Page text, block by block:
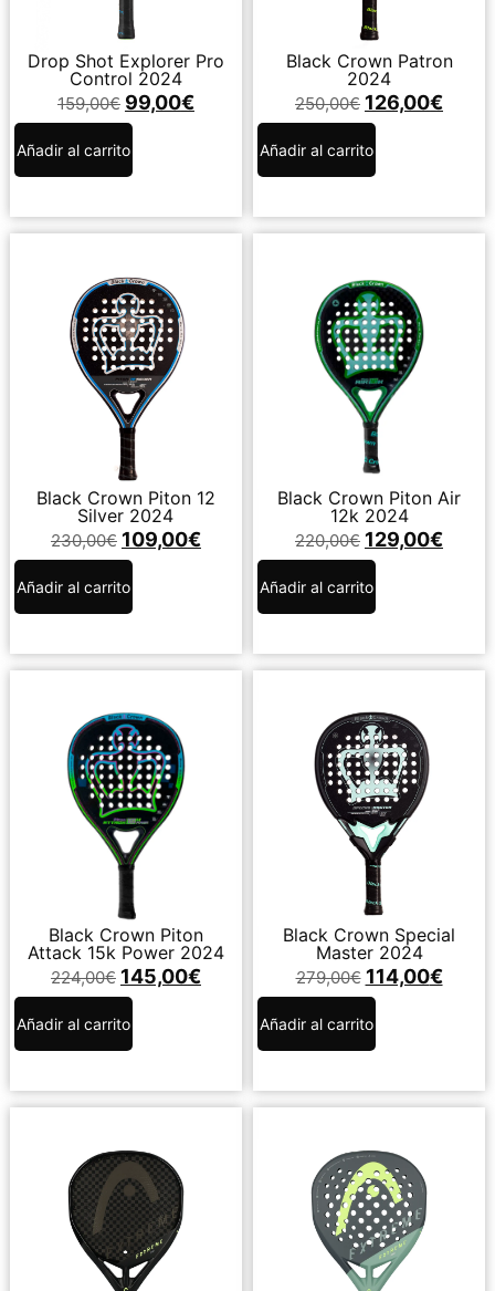
Drop Shot Explorer Pro
Control 2024
159,00€ 99,00€
Añadir al carrito
Black Crown Patron
2024
250,00€ 126,00€
Añadir al carrito
Black Crown Piton 12
Silver 2024
230,00€ 109,00€
Añadir al carrito
Black Crown Piton Air
12k 2024
220,00€ 129,00€
Añadir al carrito
Black Crown Piton
Attack 15k Power 2024
224,00€ 145,00€
Añadir al carrito
Black Crown Special
Master 2024
279,00€ 114,00€
Añadir al carrito